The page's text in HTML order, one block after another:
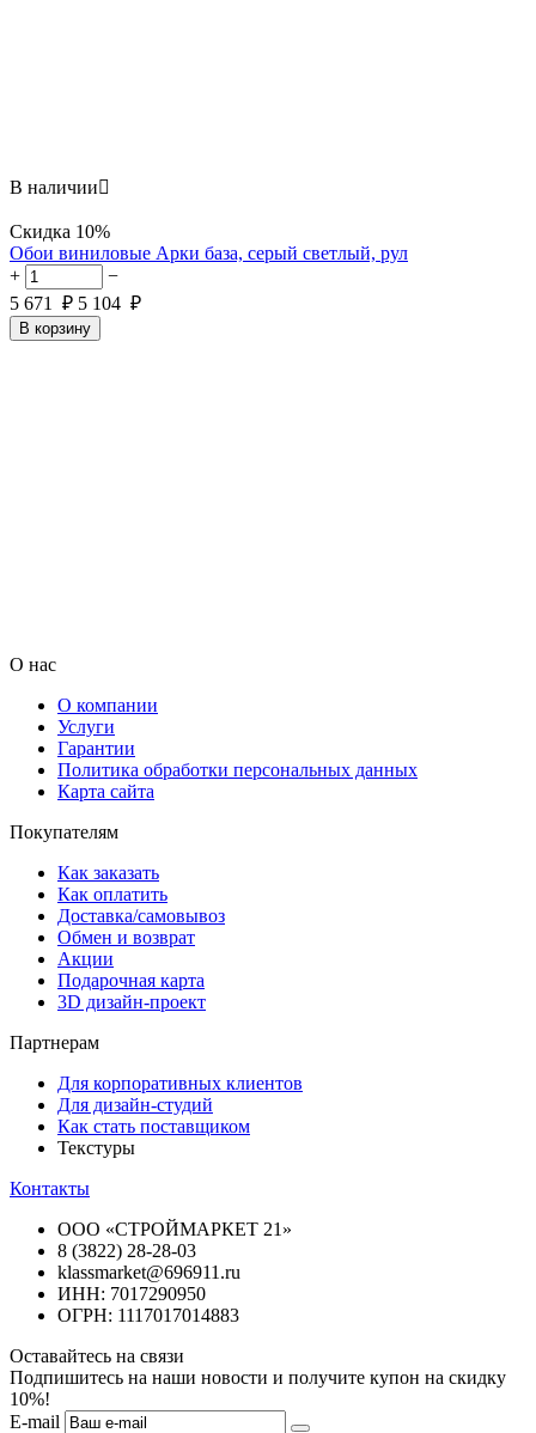
В наличии
Скидка 10%
Обои виниловые Арки база, серый светлый, рул
+
−
5 671 ₽ 5 104 ₽
В корзину
О нас
О компании
Услуги
Гарантии
Политика обработки персональных данных
Карта сайта
Покупателям
Как заказать
Как оплатить
Доставка/самовывоз
Обмен и возврат
Акции
Подарочная карта
3D дизайн-проект
Партнерам
Для корпоративных клиентов
Для дизайн-студий
Как стать поставщиком
Текстуры
Контакты
ООО «СТРОЙМАРКЕТ 21»
8 (3822) 28-28-03
klassmarket@696911.ru
ИНН: 7017290950
ОГРН: 1117017014883
Оставайтесь на связи
Подпишитесь на наши новости и получите купон на скидку
10%!
E-mail